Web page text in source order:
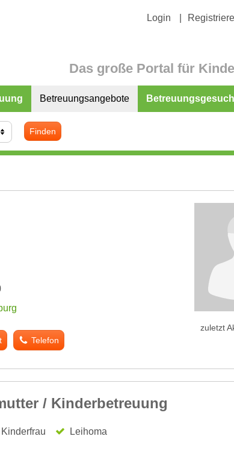
Login
Das große Portal für
Betreuungsangebote
Finden
Telefon
zuletzt
/ Kinderbetreuung
Leihoma